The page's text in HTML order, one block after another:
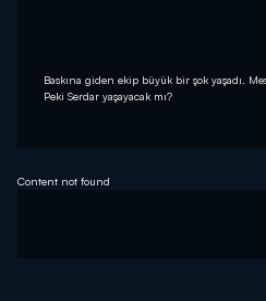
Baskına giden ekip büyük bir şok yaşadı.
Peki Serdar yaşayacak mı?
Content not found